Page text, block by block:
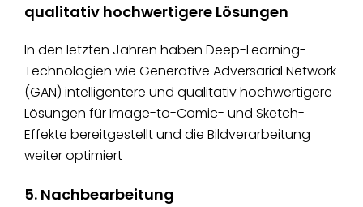
qualitativ hochwertigere Lösungen
In den letzten Jahren haben Deep-Learning-
Technologien wie Generative Adversarial Network
(GAN) intelligentere und qualitativ hochwertigere
Lösungen für Image-to-Comic- und Sketch-
Effekte bereitgestellt und die Bildverarbeitung
weiter optimiert
5. Nachbearbeitung